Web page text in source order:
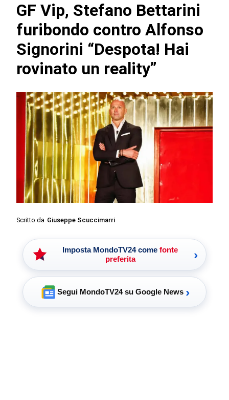
GF Vip, Stefano Bettarini
furibondo contro Alfonso
Signorini “Despota! Hai
rovinato un reality”
Scritto da Giuseppe Scuccimarri
Imposta MondoTV24 come fonte
preferita
›
Segui MondoTV24 su Google News ›